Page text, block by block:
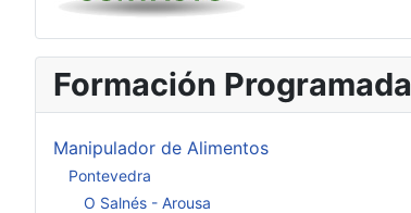
Formación Programada
Manipulador de Alimentos
Pontevedra
O Salnés - Arousa